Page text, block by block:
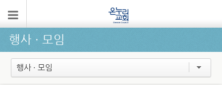
행사 ∙ 모임
행사 · 모임